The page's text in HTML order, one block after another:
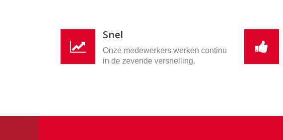
Snel
Onze medewerkers werken continu
in de zevende versnelling.